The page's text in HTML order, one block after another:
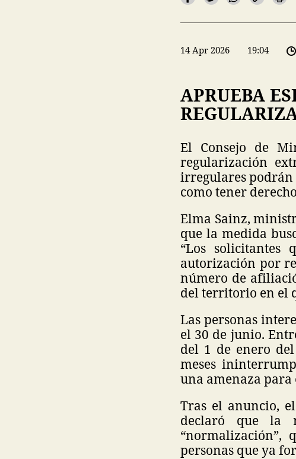
14 Apr 2026 19:04
APRUEBA
El Consejo de
regularización
irregulares podrán
como tener
Elma Sainz,
que la medida
“Los solicitantes
autorización por
número de
del territorio en el
Las personas
el 30 de junio.
del 1 de enero
meses
una amenaza
Tras el anuncio,
declaró que la
“normalización”,
personas que ya